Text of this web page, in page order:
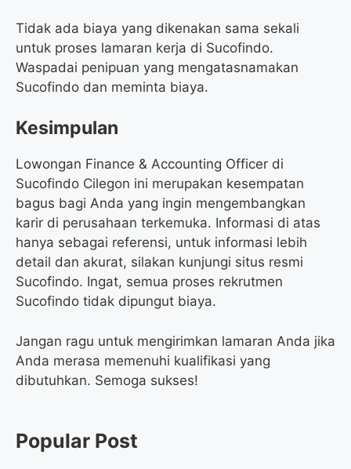
Tidak ada biaya yang dikenakan sama sekali
untuk proses lamaran kerja di Sucofindo.
Waspadai penipuan yang mengatasnamakan
Sucofindo dan meminta biaya.
Kesimpulan
Lowongan Finance & Accounting Officer di
Sucofindo Cilegon ini merupakan kesempatan
bagus bagi Anda yang ingin mengembangkan
karir di perusahaan terkemuka. Informasi di atas
hanya sebagai referensi, untuk informasi lebih
detail dan akurat, silakan kunjungi situs resmi
Sucofindo. Ingat, semua proses rekrutmen
Sucofindo tidak dipungut biaya.
Jangan ragu untuk mengirimkan lamaran Anda jika
Anda merasa memenuhi kualifikasi yang
dibutuhkan. Semoga sukses!
Popular Post